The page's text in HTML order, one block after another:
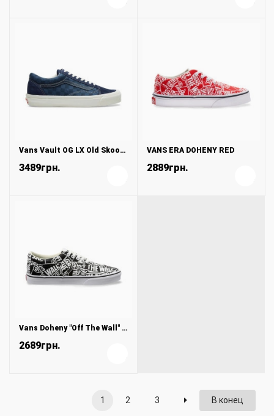
Vans Vault OG LX Old Skool Checkerboard Blue
3489грн.
VANS ERA DOHENY RED
2889грн.
Vans Doheny "Off The Wall" Black
2689грн.
1 2 3 В конец